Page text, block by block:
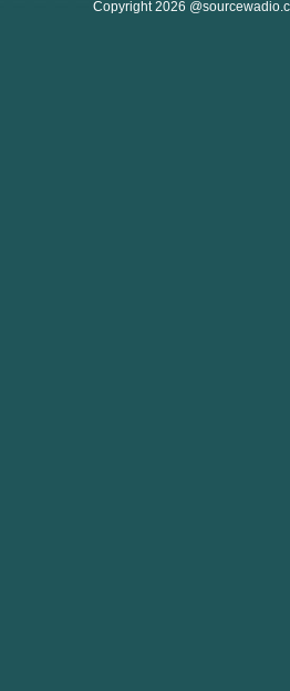
Copyright 2026